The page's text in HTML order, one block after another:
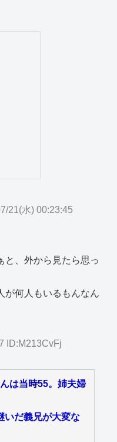
21(水) 00:23:45
と、外から見たら思っ
が何人もいるもんなん
ID:M213CvFj
は当時55。姉夫婦
いだ義兄が大変な